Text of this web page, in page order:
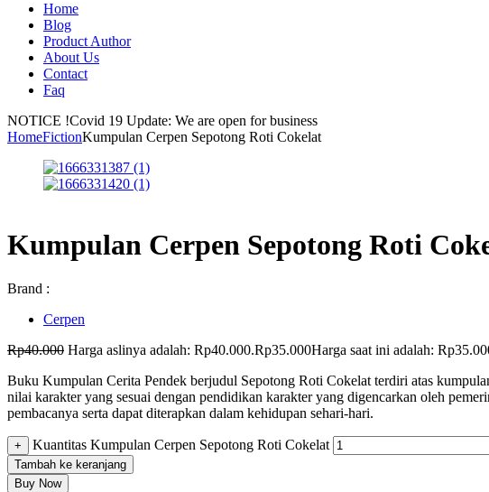
Home
Blog
Product Author
About Us
Contact
Faq
NOTICE !Covid 19 Update: We are open for business
HomeFictionKumpulan Cerpen Sepotong Roti Cokelat
Kumpulan Cerpen Sepotong Roti
Brand :
Cerpen
Rp40.000 Harga aslinya adalah: Rp40.000.Rp35.000Harga saat ini adalah:
Buku Kumpulan Cerita Pendek berjudul Sepotong Roti Cokelat terdiri atas
nilai karakter yang sesuai dengan pendidikan karakter yang digencarkan oleh
pembacanya serta dapat diterapkan dalam kehidupan sehari-hari.
+ Kuantitas Kumpulan Cerpen Sepotong Roti Cokelat
Tambah ke keranjang
Buy Now